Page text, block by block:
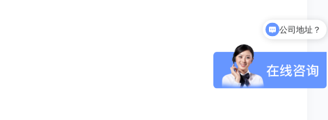
公司地址？